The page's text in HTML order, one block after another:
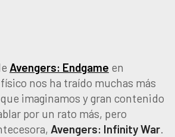
Avengers: Endgame en
nos ha traído muchas más
imaginamos y gran contenido
por un rato más, pero
Avengers: Infinity War.